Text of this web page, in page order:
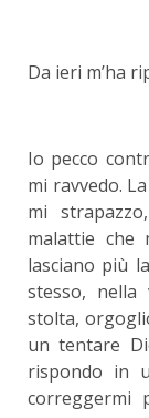
Da ieri m’ha
Io pecco
mi ravvedo.
mi
malattie che
lasciano più
stesso, nella
stolta,
un tentare
rispondo in